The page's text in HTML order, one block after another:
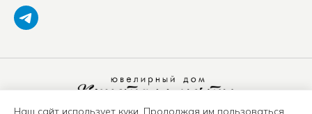
Наш сайт использует куки. Продолжая им пользоваться,